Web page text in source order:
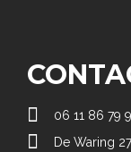
 06 11 86 79
 De Waring